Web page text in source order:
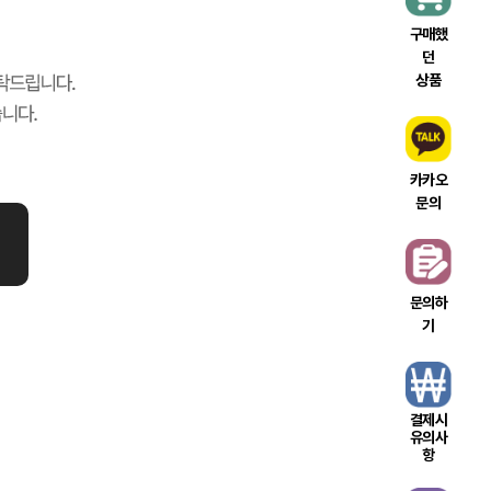
구매했
던
상품
카카오
문의
문의하
기
결제시
유의사
항